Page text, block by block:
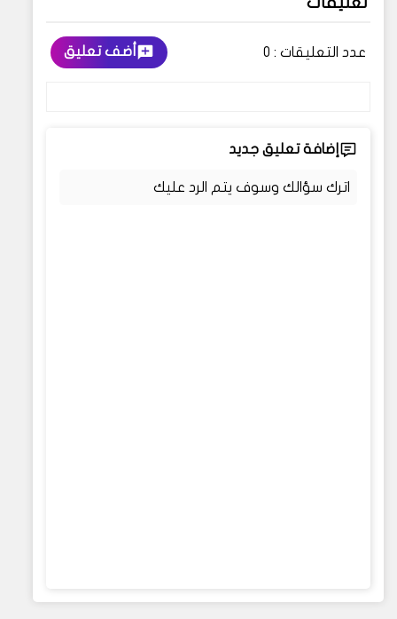
عدد التعليقات : 0 أضف تعليق
إضافة تعليق جديد
اترك سؤالك وسوف يتم الرد عليك